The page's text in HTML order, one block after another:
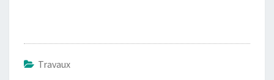
Travaux